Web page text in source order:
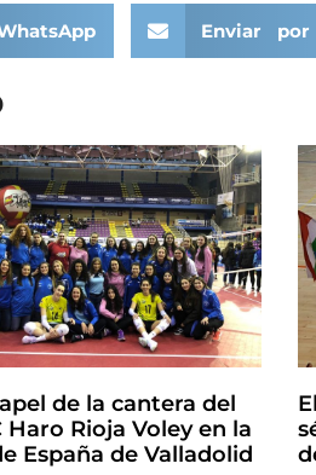
Enviar
de la cantera del
Haro Rioja Voley en la
España de Valladolid